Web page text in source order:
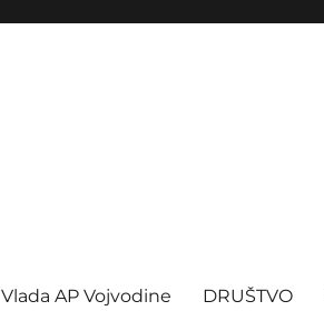
Vlada AP Vojvodine DRUŠTVO